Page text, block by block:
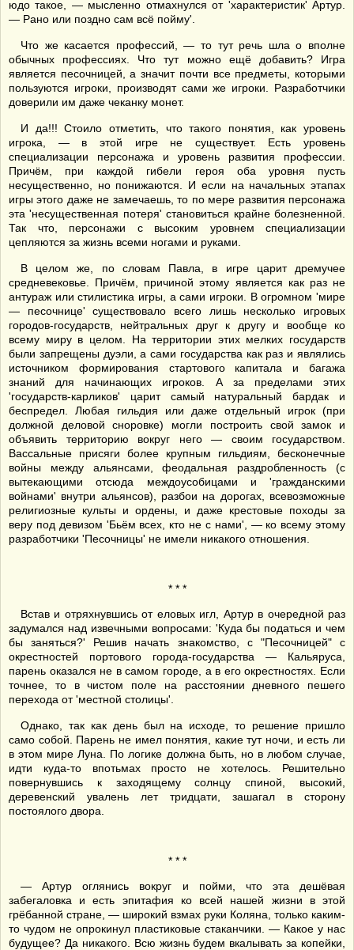
юдо такое, — мысленно отмахнулся от 'характеристик' Артур.
— Рано или поздно сам всё пойму'.
Что же касается профессий, — то тут речь шла о вполне
обычных профессиях. Что тут можно ещё добавить? Игра
является песочницей, а значит почти все предметы, которыми
пользуются игроки, производят сами же игроки. Разработчики
доверили им даже чеканку монет.
И да!!! Стоило отметить, что такого понятия, как уровень
игрока, — в этой игре не существует. Есть уровень
специализации персонажа и уровень развития профессии.
Причём, при каждой гибели героя оба уровня пусть
несущественно, но понижаются. И если на начальных этапах
игры этого даже не замечаешь, то по мере развития персонажа
эта 'несущественная потеря' становиться крайне болезненной.
Так что, персонажи с высоким уровнем специализации
цепляются за жизнь всеми ногами и руками.
В целом же, по словам Павла, в игре царит дремучее
средневековье. Причём, причиной этому является как раз не
антураж или стилистика игры, а сами игроки. В огромном 'мире
— песочнице' существовало всего лишь несколько игровых
городов-государств, нейтральных друг к другу и вообще ко
всему миру в целом. На территории этих мелких государств
были запрещены дуэли, а сами государства как раз и являлись
источником формирования стартового капитала и багажа
знаний для начинающих игроков. А за пределами этих
'государств-карликов' царит самый натуральный бардак и
беспредел. Любая гильдия или даже отдельный игрок (при
должной деловой сноровке) могли построить свой замок и
объявить территорию вокруг него — своим государством.
Вассальные присяги более крупным гильдиям, бесконечные
войны между альянсами, феодальная раздробленность (с
вытекающими отсюда междоусобицами и 'гражданскими
войнами' внутри альянсов), разбои на дорогах, всевозможные
религиозные культы и ордены, и даже крестовые походы за
веру под девизом 'Бьём всех, кто не с нами', — ко всему этому
разработчики 'Песочницы' не имели никакого отношения.
* * *
Встав и отряхнувшись от еловых игл, Артур в очередной раз
задумался над извечными вопросами: 'Куда бы податься и чем
бы заняться?' Решив начать знакомство, с "Песочницей" с
окрестностей портового города-государства — Кальяруса,
парень оказался не в самом городе, а в его окрестностях. Если
точнее, то в чистом поле на расстоянии дневного пешего
перехода от 'местной столицы'.
Однако, так как день был на исходе, то решение пришло
само собой. Парень не имел понятия, какие тут ночи, и есть ли
в этом мире Луна. По логике должна быть, но в любом случае,
идти куда-то впотьмах просто не хотелось. Решительно
повернувшись к заходящему солнцу спиной, высокий,
деревенский увалень лет тридцати, зашагал в сторону
постоялого двора.
* * *
— Артур оглянись вокруг и пойми, что эта дешёвая
забегаловка и есть эпитафия ко всей нашей жизни в этой
грёбанной стране, — широкий взмах руки Коляна, только каким-
то чудом не опрокинул пластиковые стаканчики. — Какое у нас
будущее? Да никакого. Всю жизнь будем вкалывать за копейки,